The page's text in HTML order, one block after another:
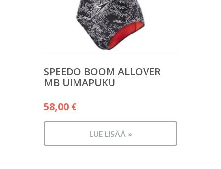
SPEEDO BOOM ALLOVER
MB UIMAPUKU
58,00 €
LUE LISÄÄ »